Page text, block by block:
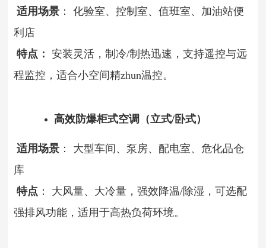
适用场景 ： 化验室、控制室、值班室、加油站便
利店
特点： 安装灵活，制冷/制热迅速，支持遥控与远
程监控，适合小空间精zhun温控。
高效防爆柜式空调（立式/卧式）
适用场景 ： 大型车间、泵房、配电室、危化品仓
库
特点 ： 大风量、大冷量，强效降温/除湿，可选配
强排风功能，适用于高热负荷环境。